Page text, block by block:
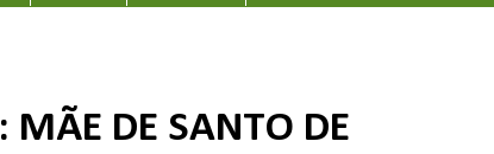
MÃE DE SANTO DE